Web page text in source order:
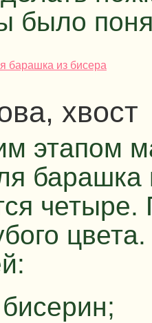
было
хвост
этапом
барашка
четыре.